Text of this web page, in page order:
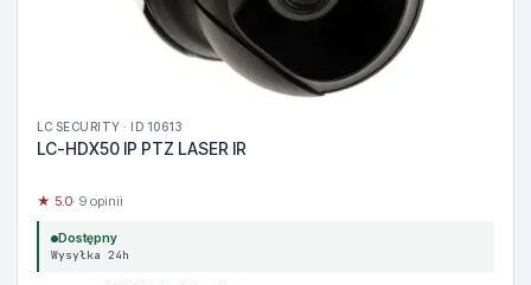
LC SECURITY · ID 10613
LC-HDX50 IP PTZ LASER IR
★ 5.0· 9 opinii
Dostępny
Wysyłka 24h